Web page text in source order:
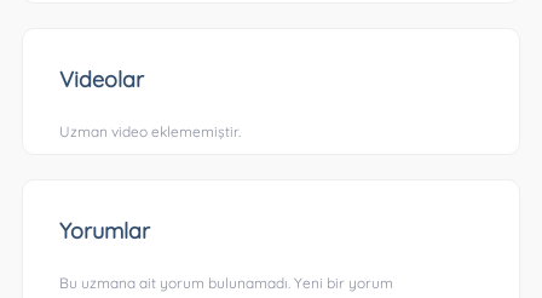
Videolar
Uzman video eklememiştir.
Yorumlar
Bu uzmana ait yorum bulunamadı. Yeni bir yorum